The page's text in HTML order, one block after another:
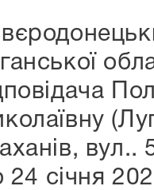
вул..
січня